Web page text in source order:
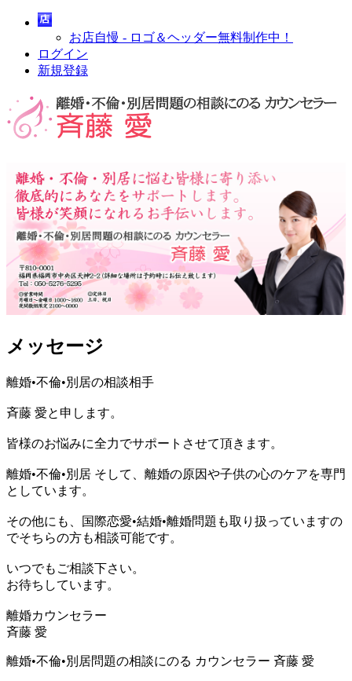
お店自慢 - ロゴ＆ヘッダー無料制作中！
ログイン
新規登録
メッセージ
離婚•不倫•別居の相談相手
斉藤 愛と申します。
皆様のお悩みに全力でサポートさせて頂きます。
離婚•不倫•別居 そして、離婚の原因や子供の心のケアを専門
としています。
その他にも、国際恋愛•結婚•離婚問題も取り扱っていますの
でそちらの方も相談可能です。
いつでもご相談下さい。
お待ちしています。
離婚カウンセラー
斉藤 愛
離婚•不倫•別居問題の相談にのる カウンセラー 斉藤 愛